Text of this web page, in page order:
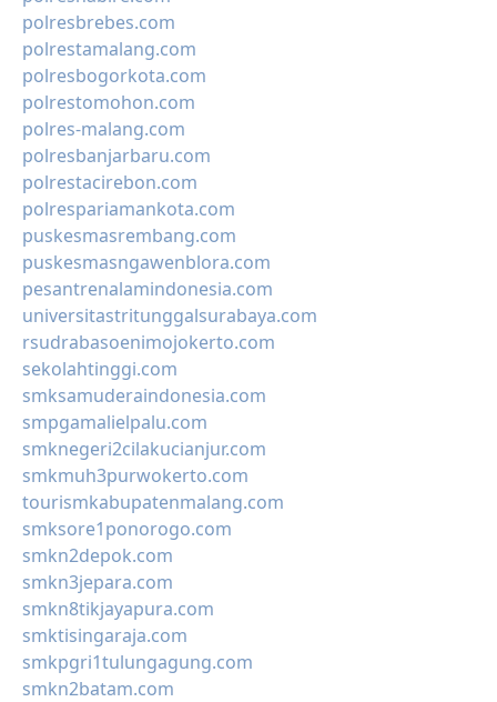
polresbrebes.com
polrestamalang.com
polresbogorkota.com
polrestomohon.com
polres-malang.com
polresbanjarbaru.com
polrestacirebon.com
polrespariamankota.com
puskesmasrembang.com
puskesmasngawenblora.com
pesantrenalamindonesia.com
universitastritunggalsurabaya.com
rsudrabasoenimojokerto.com
sekolahtinggi.com
smksamuderaindonesia.com
smpgamalielpalu.com
smknegeri2cilakucianjur.com
smkmuh3purwokerto.com
tourismkabupatenmalang.com
smksore1ponorogo.com
smkn2depok.com
smkn3jepara.com
smkn8tikjayapura.com
smktisingaraja.com
smkpgri1tulungagung.com
smkn2batam.com